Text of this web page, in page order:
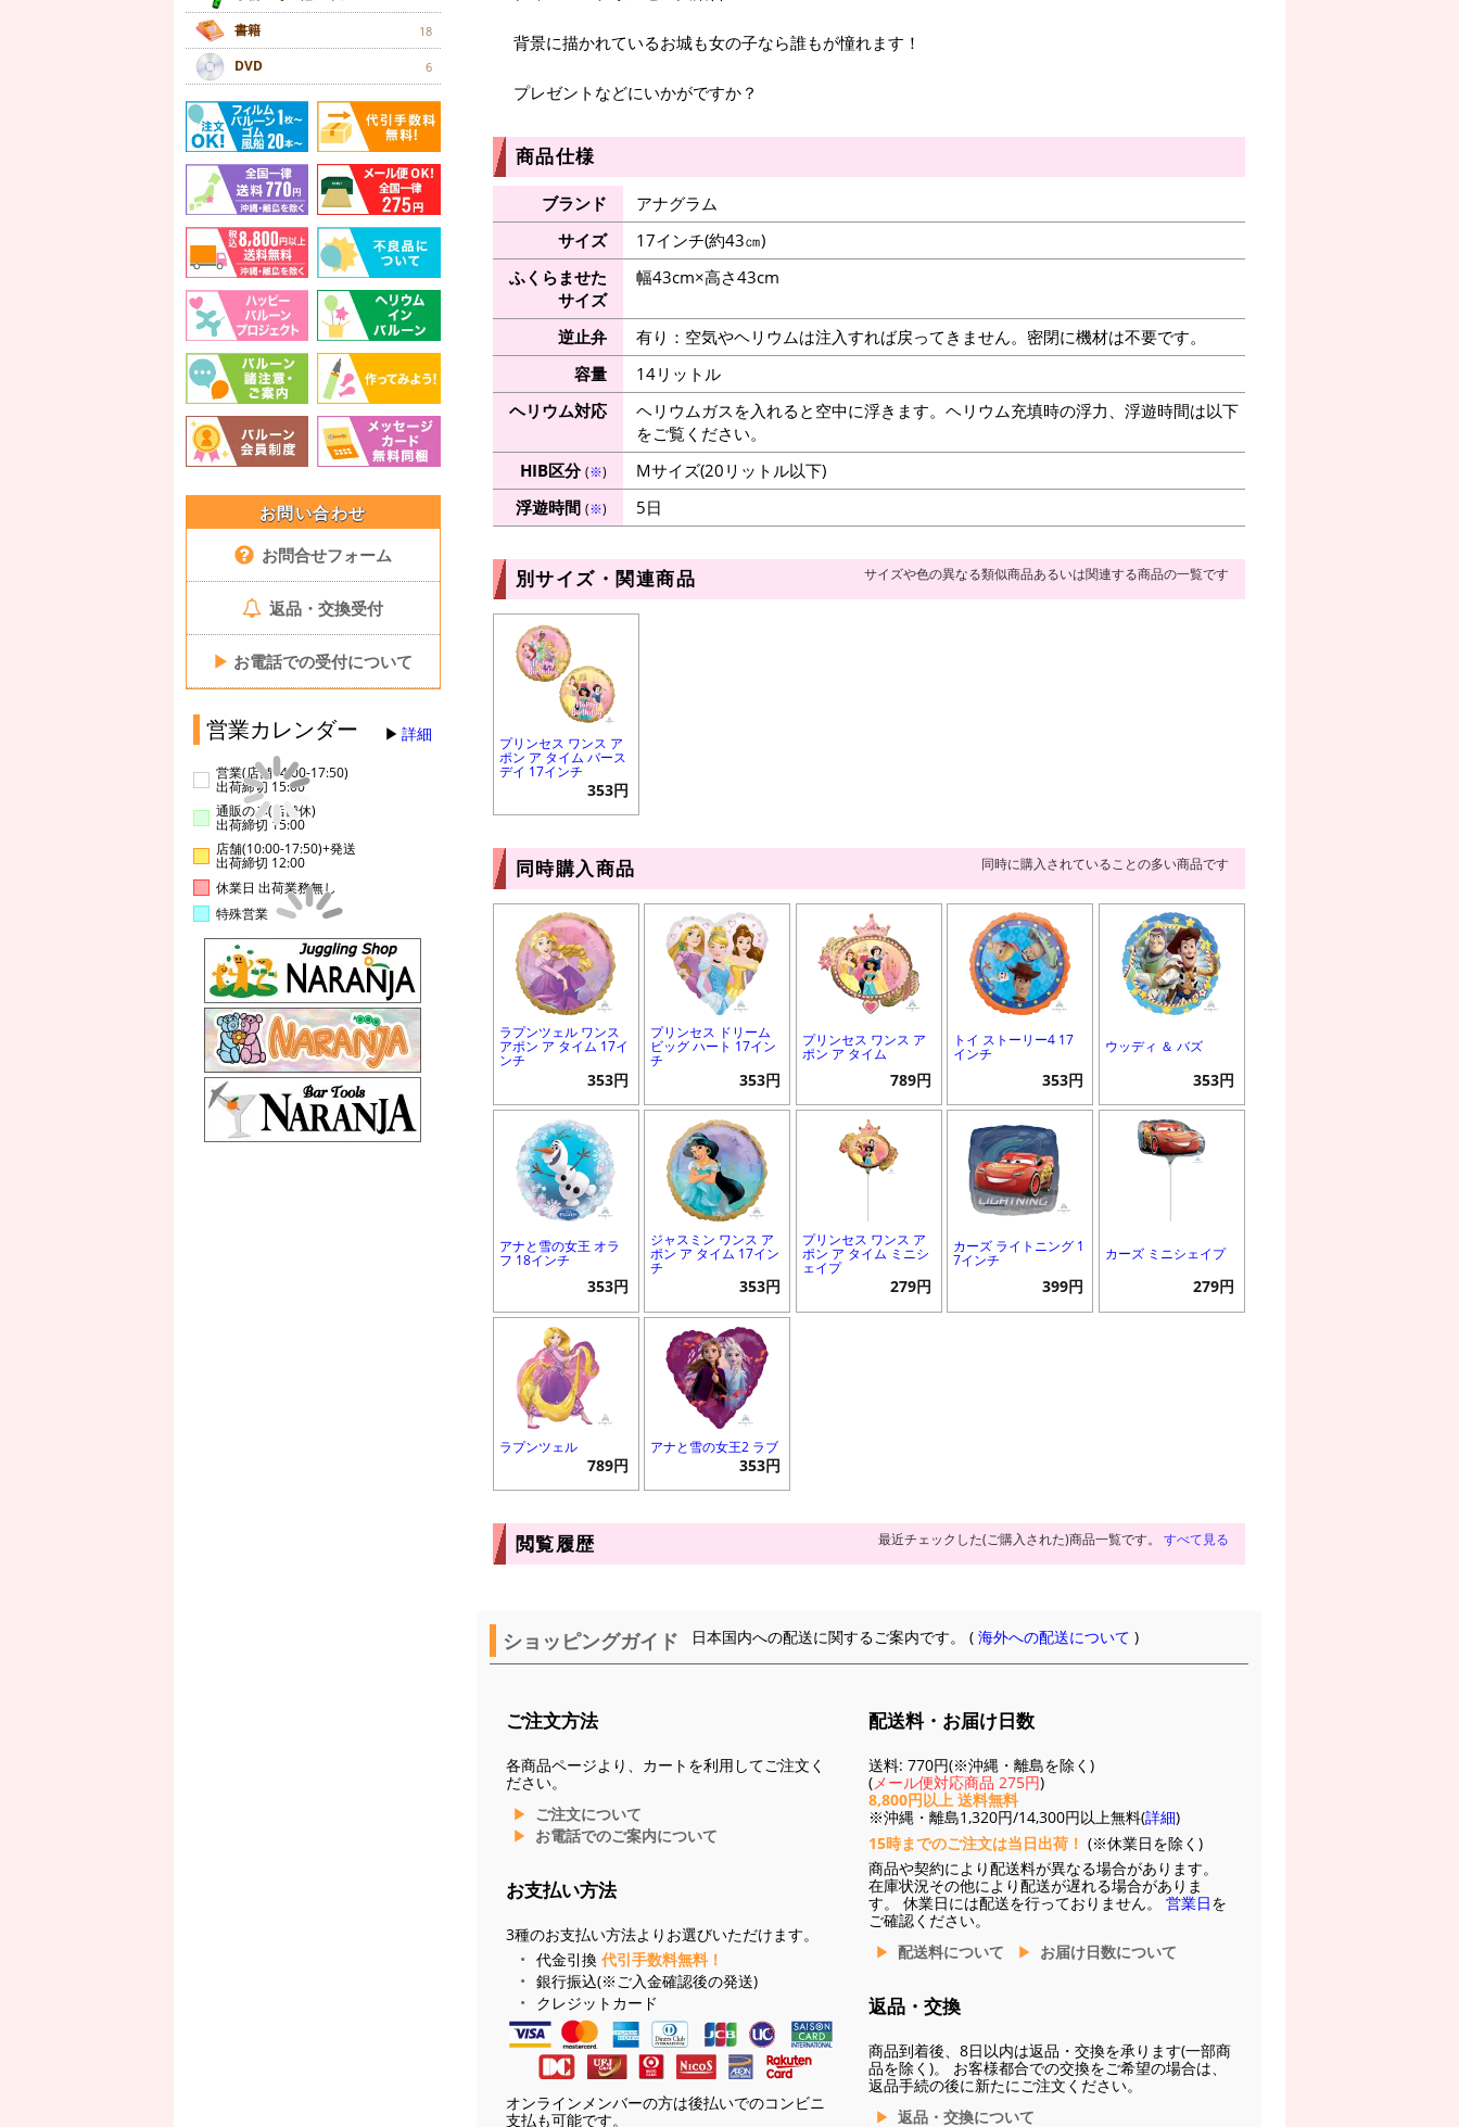
書籍 18
DVD 6
お問い合わせ
お問合せフォーム
返品・交換受付
▶ お電話での受付について
営業カレンダー 詳細
営業(店舗14:00-17:50)
出荷締切 15:00
通販のみ(店舗休)
出荷締切 15:00
店舗(10:00-17:50)+発送
出荷締切 12:00
休業日 出荷業務無し
特殊営業
背景に描かれているお城も女の子なら誰もが憧れます！
プレゼントなどにいかがですか？
商品仕様
ブランド
アナグラム
サイズ
17インチ(約43㎝)
ふくらませた
サイズ
幅43cm×高さ43cm
逆止弁
有り：空気やヘリウムは注入すれば戻ってきません。密閉に機材は不要です。
容量
14リットル
ヘリウム対応
ヘリウムガスを入れると空中に浮きます。ヘリウム充填時の浮力、浮遊時間は以下
をご覧ください。
HIB区分(※)
Mサイズ(20リットル以下)
浮遊時間 (※) 5日
別サイズ・関連商品 サイズや色の異なる類似商品あるいは関連する商品の一覧です
プリンセス ワンス ア
ポン ア タイム バース
デイ 17インチ
353円
同時購入商品 同時に購入されていることの多い商品です
ラプンツェル ワンス
アポン ア タイム 17イ
ンチ
353円
プリンセス ドリーム
ビッグ ハート 17イン
チ
353円
プリンセス ワンス ア
ポン ア タイム
789円
トイ ストーリー4 17
インチ
353円
ウッディ ＆ バズ
353円
アナと雪の女王 オラ
フ 18インチ
353円
ジャスミン ワンス ア
ポン ア タイム 17イン
チ
353円
プリンセス ワンス ア
ポン ア タイム ミニシ
ェイプ
279円
カーズ ライトニング 1
7インチ
399円
カーズ ミニシェイプ
279円
ラプンツェル
789円
アナと雪の女王2 ラブ
353円
閲覧履歴 最近チェックした(ご購入された)商品一覧です。 すべて見る
ショッピングガイド 日本国内への配送に関するご案内です。 (海外への配送について )
ご注文方法
各商品ページより、カートを利用してご注文く
ださい。
ご注文について
お電話でのご案内について
お支払い方法
3種のお支払い方法よりお選びいただけます。
代金引換 代引手数料無料！
銀行振込(※ご入金確認後の発送)
クレジットカード
オンラインメンバーの方は後払いでのコンビニ
支払も可能です。
配送料・お届け日数
送料: 770円(※沖縄・離島を除く)
(メール便対応商品 275円)
8,800円以上 送料無料
※沖縄・離島1,320円/14,300円以上無料(詳細)
15時までのご注文は当日出荷！ (※休業日を除く)
商品や契約により配送料が異なる場合があります。
在庫状況その他により配送が遅れる場合がありま
す。 休業日には配送を行っておりません。 営業日を
ご確認ください。
配送料について
お届け日数について
返品・交換
商品到着後、8日以内は返品・交換を承ります(一部商
品を除く)。 お客様都合での交換をご希望の場合は、
返品手続の後に新たにご注文ください。
返品・交換について